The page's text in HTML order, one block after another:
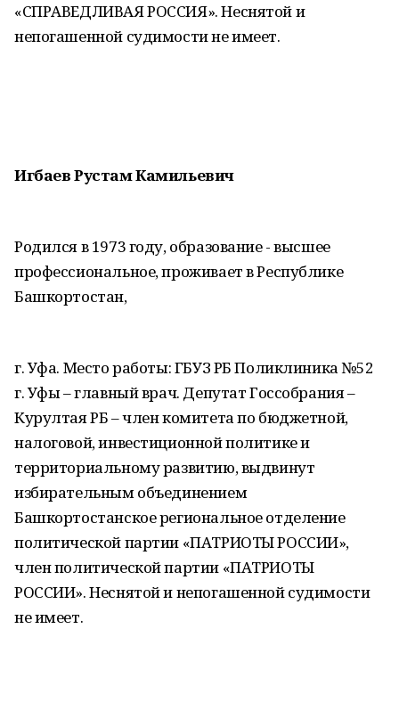
«СПРАВЕДЛИВАЯ РОССИЯ». Неснятой и
непогашенной судимости не имеет.
Игбаев Рустам Камильевич
Родился в 1973 году, образование - высшее
профессиональное, проживает в Республике
Башкортостан,
г. Уфа. Место работы: ГБУЗ РБ Поликлиника №52
г. Уфы – главный врач. Депутат Госсобрания –
Курултая РБ – член комитета по бюджетной,
налоговой, инвестиционной политике и
территориальному развитию, выдвинут
избирательным объединением
Башкортостанское региональное отделение
политической партии «ПАТРИОТЫ РОССИИ»,
член политической партии «ПАТРИОТЫ
РОССИИ». Неснятой и непогашенной судимости
не имеет.